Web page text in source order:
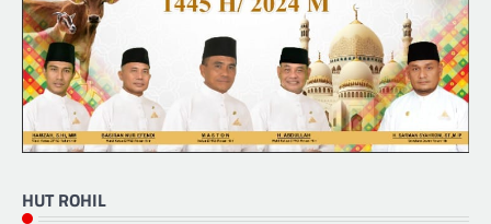
HUT ROHIL